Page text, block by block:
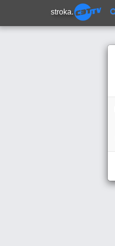
stroka.